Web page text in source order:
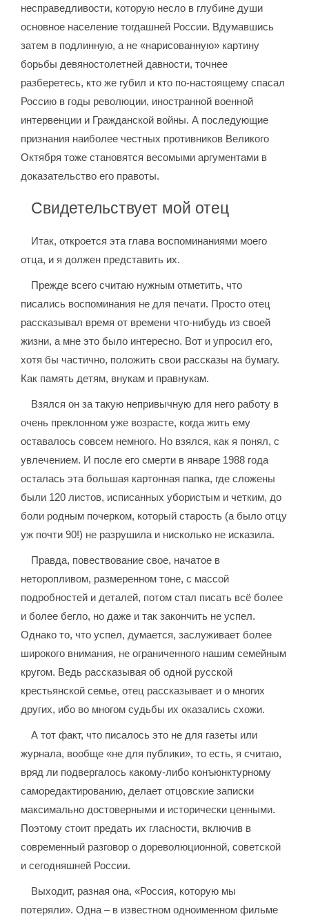
несправедливости, которую несло в глубине души
основное население тогдашней России. Вдумавшись
затем в подлинную, а не «нарисованную» картину
борьбы девяностолетней давности, точнее
разберетесь, кто же губил и кто по-настоящему спасал
Россию в годы революции, иностранной военной
интервенции и Гражданской войны. А последующие
признания наиболее честных противников Великого
Октября тоже становятся весомыми аргументами в
доказательство его правоты.
Свидетельствует мой отец
Итак, откроется эта глава воспоминаниями моего
отца, и я должен представить их.
Прежде всего считаю нужным отметить, что
писались воспоминания не для печати. Просто отец
рассказывал время от времени что-нибудь из своей
жизни, а мне это было интересно. Вот и упросил его,
хотя бы частично, положить свои рассказы на бумагу.
Как память детям, внукам и правнукам.
Взялся он за такую непривычную для него работу в
очень преклонном уже возрасте, когда жить ему
оставалось совсем немного. Но взялся, как я понял, с
увлечением. И после его смерти в январе 1988 года
осталась эта большая картонная папка, где сложены
были 120 листов, исписанных убористым и четким, до
боли родным почерком, который старость (а было отцу
уж почти 90!) не разрушила и нисколько не исказила.
Правда, повествование свое, начатое в
неторопливом, размеренном тоне, с массой
подробностей и деталей, потом стал писать всё более
и более бегло, но даже и так закончить не успел.
Однако то, что успел, думается, заслуживает более
широкого внимания, не ограниченного нашим семейным
кругом. Ведь рассказывая об одной русской
крестьянской семье, отец рассказывает и о многих
других, ибо во многом судьбы их оказались схожи.
А тот факт, что писалось это не для газеты или
журнала, вообще «не для публики», то есть, я считаю,
вряд ли подвергалось какому-либо конъюнктурному
саморедактированию, делает отцовские записки
максимально достоверными и исторически ценными.
Поэтому стоит предать их гласности, включив в
современный разговор о дореволюционной, советской
и сегодняшней России.
Выходит, разная она, «Россия, которую мы
потеряли». Одна – в известном одноименном фильме